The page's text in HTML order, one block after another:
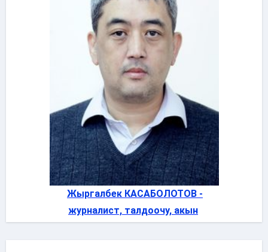
Жыргалбек КАСАБОЛОТОВ -
журналист, талдоочу, акын